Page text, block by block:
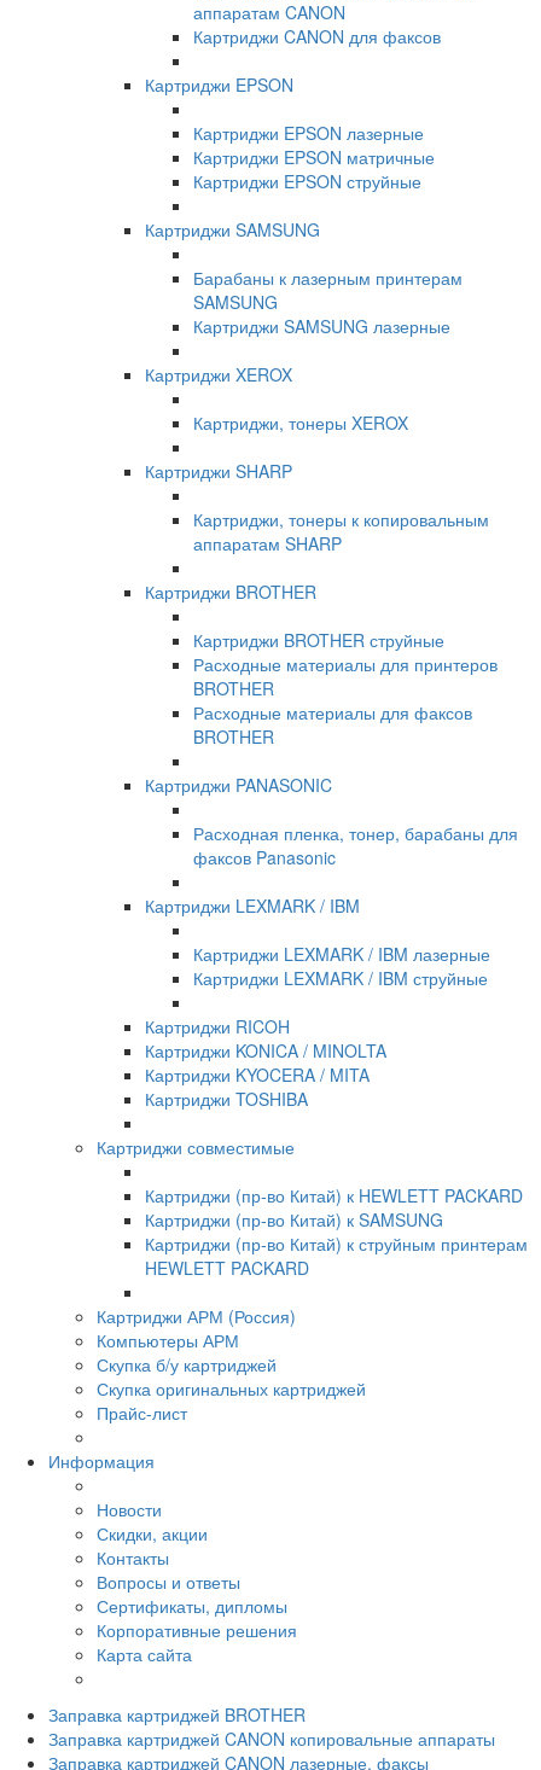
аппаратам CANON
Картриджи CANON для факсов
Картриджи EPSON
Картриджи EPSON лазерные
Картриджи EPSON матричные
Картриджи EPSON струйные
Картриджи SAMSUNG
Барабаны к лазерным принтерам
SAMSUNG
Картриджи SAMSUNG лазерные
Картриджи XEROX
Картриджи, тонеры XEROX
Картриджи SHARP
Картриджи, тонеры к копировальным
аппаратам SHARP
Картриджи BROTHER
Картриджи BROTHER струйные
Расходные материалы для принтеров
BROTHER
Расходные материалы для факсов
BROTHER
Картриджи PANASONIC
Расходная пленка, тонер, барабаны для
факсов Panasonic
Картриджи LEXMARK / IBM
Картриджи LEXMARK / IBM лазерные
Картриджи LEXMARK / IBM струйные
Картриджи RICOH
Картриджи KONICA / MINOLTA
Картриджи KYOCERA / MITA
Картриджи TOSHIBA
Картриджи совместимые
Картриджи (пр-во Китай) к HEWLETT PACKARD
Картриджи (пр-во Китай) к SAMSUNG
Картриджи (пр-во Китай) к струйным принтерам
HEWLETT PACKARD
Картриджи АРМ (Россия)
Компьютеры АРМ
Скупка б/у картриджей
Скупка оригинальных картриджей
Прайс-лист
Информация
Новости
Скидки, акции
Контакты
Вопросы и ответы
Сертификаты, дипломы
Корпоративные решения
Карта сайта
Заправка картриджей BROTHER
Заправка картриджей CANON копировальные аппараты
Заправка картриджей CANON лазерные, факсы